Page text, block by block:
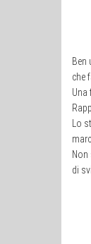
Ben
che
Una
Lo
di